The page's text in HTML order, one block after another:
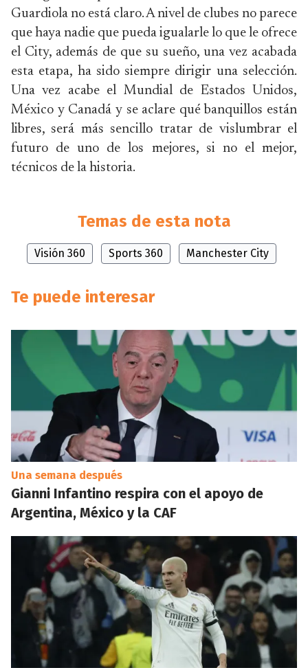
Guardiola no está claro. A nivel de clubes no parece
que haya nadie que pueda igualarle lo que le ofrece
el City, además de que su sueño, una vez acabada
esta etapa, ha sido siempre dirigir una selección.
Una vez acabe el Mundial de Estados Unidos,
México y Canadá y se aclare qué banquillos están
libres, será más sencillo tratar de vislumbrar el
futuro de uno de los mejores, si no el mejor,
técnicos de la historia.
Temas de esta nota
Visión 360 Sports 360 Manchester City
Te puede interesar
Una semana después
Gianni Infantino respira con el apoyo de
Argentina, México y la CAF